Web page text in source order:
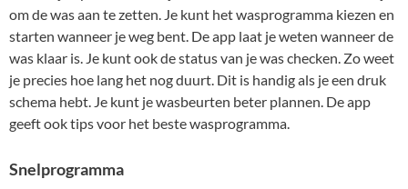
om de was aan te zetten. Je kunt het wasprogramma kiezen en
starten wanneer je weg bent. De app laat je weten wanneer de
was klaar is. Je kunt ook de status van je was checken. Zo weet
je precies hoe lang het nog duurt. Dit is handig als je een druk
schema hebt. Je kunt je wasbeurten beter plannen. De app
geeft ook tips voor het beste wasprogramma.
Snelprogramma